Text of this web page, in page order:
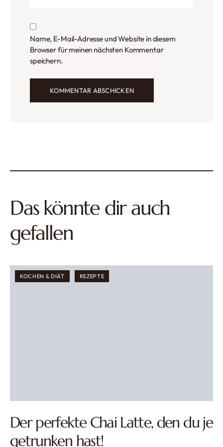
Name, E-Mail-Adresse und Website in diesem
Browser für meinen nächsten Kommentar
speichern.
Das könnte dir auch
gefallen
KOCHEN & DIÄT REZEPTE
Der perfekte Chai Latte, den du je
getrunken hast!